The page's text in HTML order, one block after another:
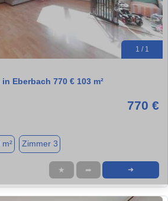
1 / 1
Eberbach 770 € 103 m²
770 €
Zimmer 3
★ ➦ ➜